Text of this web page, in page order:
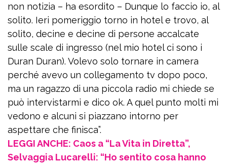
non notizia – ha esordito – Dunque lo faccio io, al
solito. Ieri pomeriggio torno in hotel e trovo, al
solito, decine e decine di persone accalcate
sulle scale di ingresso (nel mio hotel ci sono i
Duran Duran). Volevo solo tornare in camera
perché avevo un collegamento tv dopo poco,
ma un ragazzo di una piccola radio mi chiede se
può intervistarmi e dico ok. A quel punto molti mi
vedono e alcuni si piazzano intorno per
aspettare che finisca”.
LEGGI ANCHE: Caos a “La Vita in Diretta”,
Selvaggia Lucarelli: “Ho sentito cosa hanno